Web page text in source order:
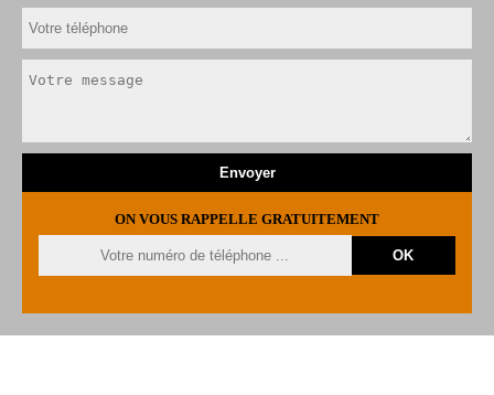
ON VOUS RAPPELLE GRATUITEMENT